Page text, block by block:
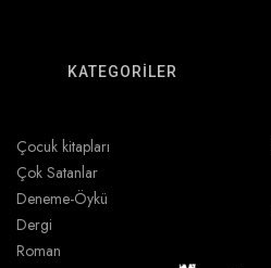
KATEGORİLER
Çocuk kitapları
Çok Satanlar
Deneme-Öykü
Dergi
Roman